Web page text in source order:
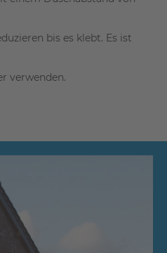
bis es klebt. Es ist
verwenden.